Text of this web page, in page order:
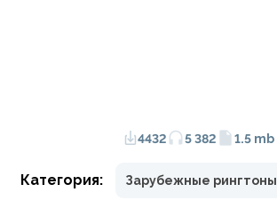
4432 5 382 1.5 mb
Категория: Зарубежные рингтоны